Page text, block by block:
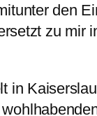
den
zu mir
in